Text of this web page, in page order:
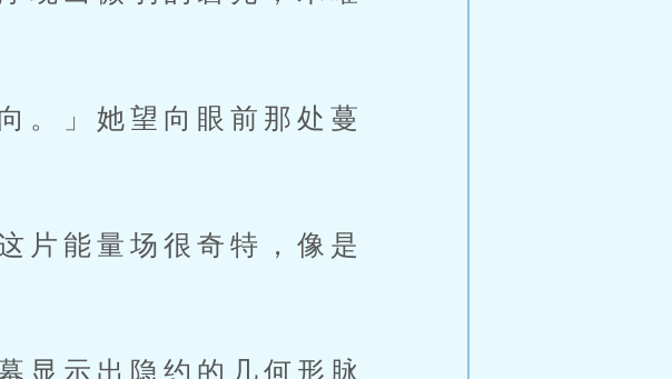
」她望向眼前那处蔓
能量场很奇特，像是
示出隐约的几何形脉